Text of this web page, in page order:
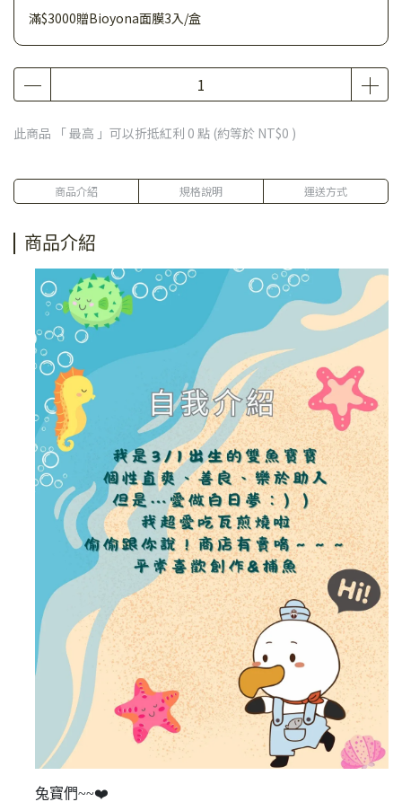
滿$3000贈Bioyona面膜3入/盒
此商品 「 最高 」可以折抵紅利 0 點 (約等於 NT$0 )
商品介紹 規格說明 運送方式
商品介紹
兔寶們~~❤️